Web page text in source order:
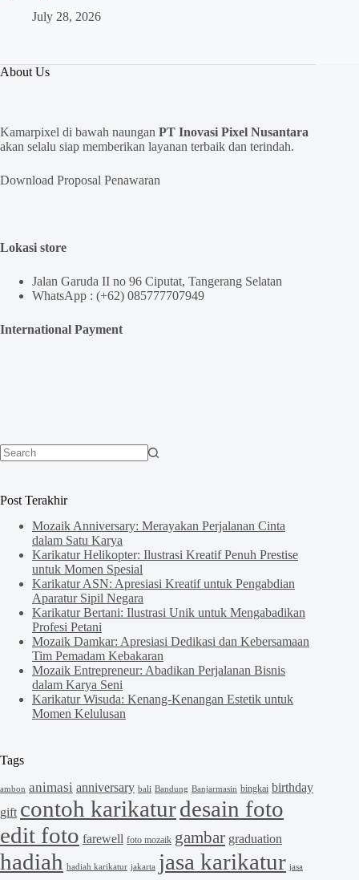
July 28, 2026
About Us
Kamarpixel di bawah naungan PT Inovasi Pixel Nusantara
akan selalu siap memberikan layanan terbaik dan terindah.
Download Proposal Penawaran
Lokasi store
Jalan Garuda II no 96 Ciputat, Tangerang Selatan
WhatsApp : (+62) 085777707949
International Payment
Post Terakhir
Mozaik Anniversary: Merayakan Perjalanan Cinta
dalam Satu Karya
Karikatur Helikopter: Ilustrasi Kreatif Penuh Prestise
untuk Momen Spesial
Karikatur ASN: Apresiasi Kreatif untuk Pengabdian
Aparatur Sipil Negara
Karikatur Bertani: Ilustrasi Unik untuk Mengabadikan
Profesi Petani
Mozaik Damkar: Apresiasi Dedikasi dan Kebersamaan
Tim Pemadam Kebakaran
Mozaik Entrepreneur: Abadikan Perjalanan Bisnis
dalam Karya Seni
Karikatur Wisuda: Kenang-Kenangan Estetik untuk
Momen Kelulusan
Tags
ambon animasi anniversary bali Bandung Banjarmasin bingkai birthday
gift contoh karikaturdesain foto
edit foto farewell foto mozaik gambar graduation
hadiah hadiah karikatur jakarta jasa karikatur jasa